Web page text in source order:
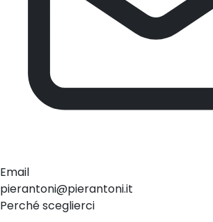
Email
pierantoni@pierantoni.it
Perché sceglierci